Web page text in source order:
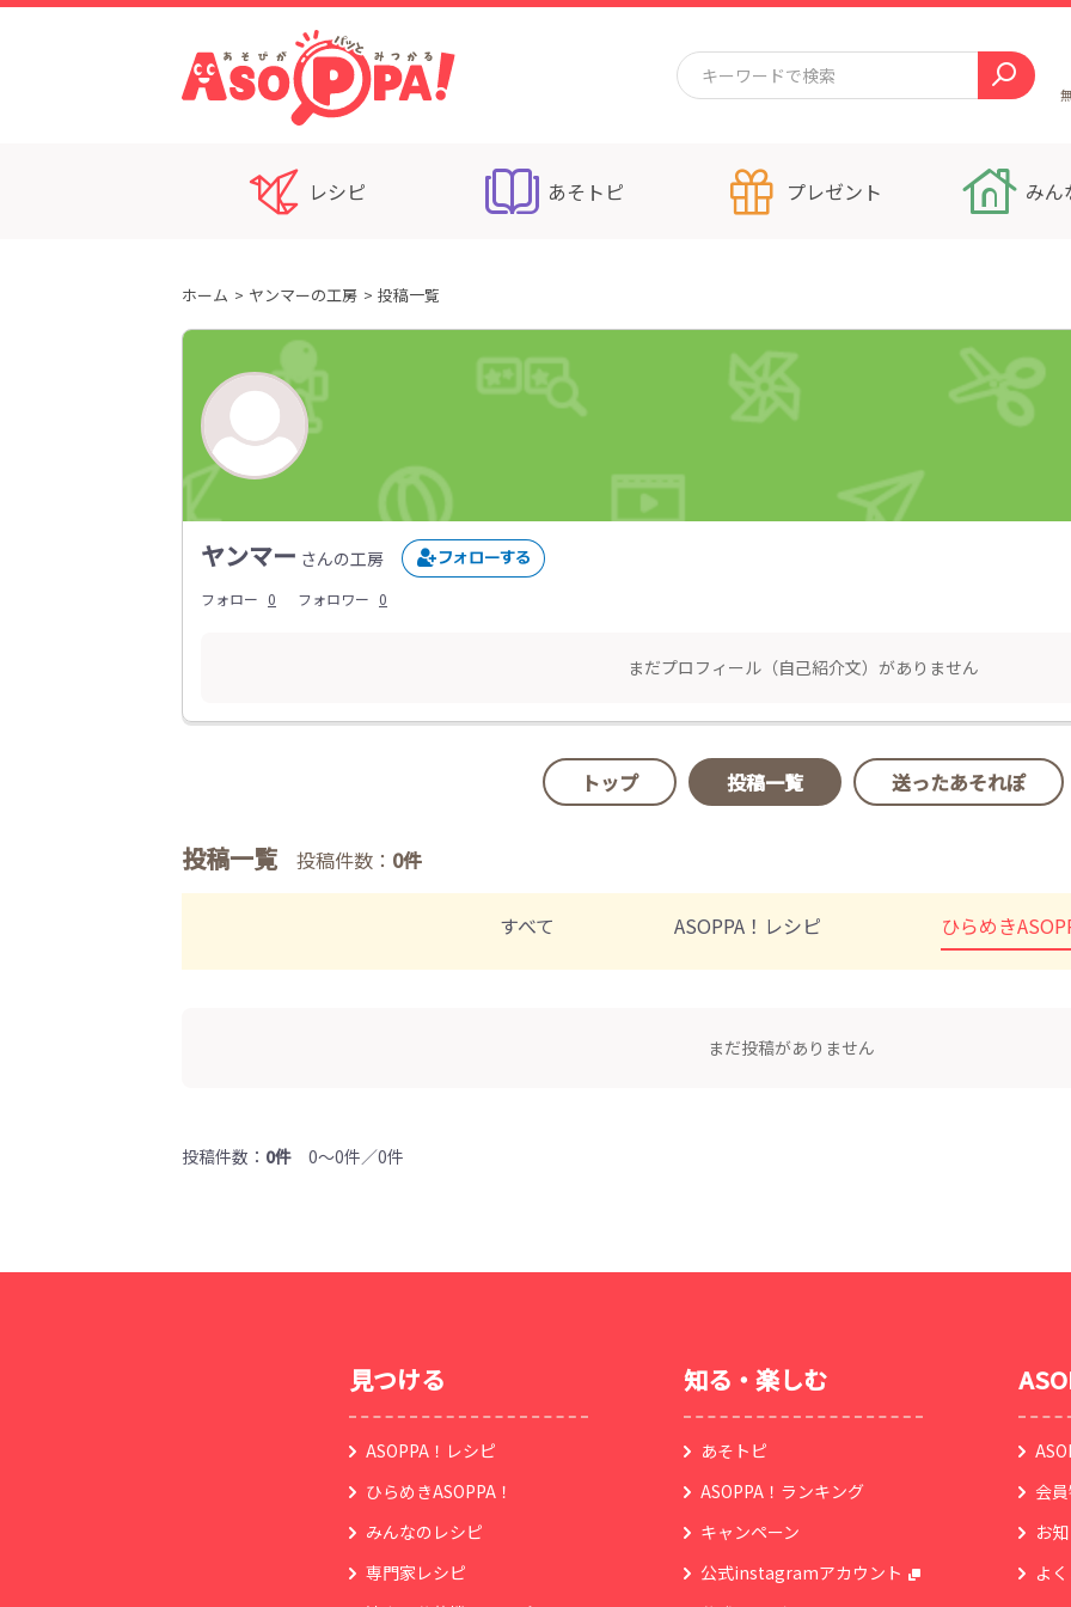
レシピ あそトピ プレゼント みん
ホーム ヤンマーの工房 投稿一覧
ヤンマー さんの工房
フォロー 0 フォロワー 0
まだプロフィール（自己紹介文）がありません
トップ 投稿一覧 送ったあそれぽ
投稿一覧 投稿件数： 0件
すべて ASOPPA！レシピ ひらめき
まだ投稿がありません
投稿件数： 0件 0～0件／0件
見つける
ASOPPA！レシピ
ひらめきASOPPA！
みんなのレシピ
専門家レシピ
知る・楽しむ
あそトピ
ASOPPA！ランキング
キャンペーン
公式instagramアカウント
会
お
よ